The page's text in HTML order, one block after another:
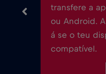
transfere a
ou Android.
á se o teu
compatível.